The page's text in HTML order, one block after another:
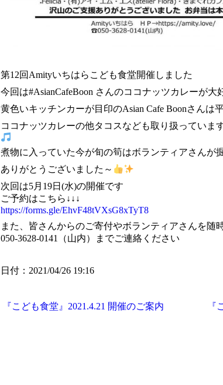
第12回Amityいちはらこども食堂開催しました
今回は#AsianCafeBoon さんのココナッツカレーが大
黄色いキッチンカーが目印のAsian Cafe Boonさんは
ココナッツカレーの他タコスなども取り扱っていま
煮物に入っていた今が旬の筍はボランティアさんが
ありがとうございました～
次回は5月19日(水)の開催です
ご予約はこちら↓↓↓
https://forms.gle/EhvF48tVXsG8xTyT8
また、皆さんからのご寄付やボランティアさんを随
050-3628-0141（山内）までご連絡ください
日付：2021/04/26 19:16
『こども食堂』2021.4.21 開催のご案内 『